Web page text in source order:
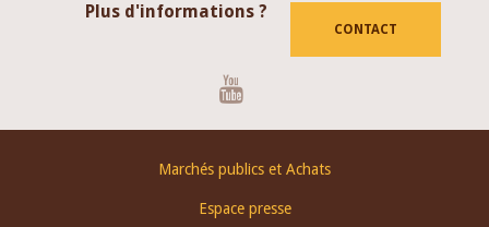
Plus d'informations ?
CONTACT
Marchés publics et Achats
Espace presse